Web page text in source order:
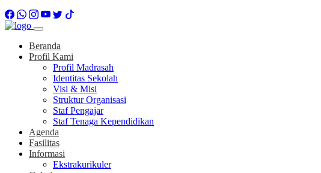
Beranda
Profil Kami
Profil Madrasah
Identitas Sekolah
Visi & Misi
Struktur Organisasi
Staf Pengajar
Staf Tenaga Kependidikan
Agenda
Fasilitas
Informasi
Ekstrakurikuler